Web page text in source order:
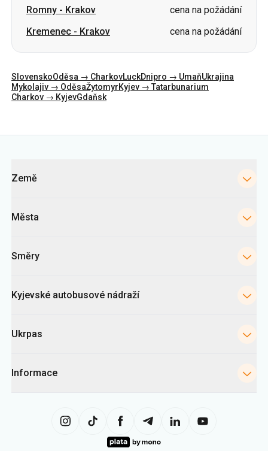
Romny - Krakov
cena na požádání
Kremenec - Krakov cena na požádání
SlovenskoOděsa → CharkovLuckDnipro → UmaňUkrajina
Mykolajiv → OděsaŽytomyrKyjev → Tatarbunarium
Charkov → KyjevGdaňsk
Země
Města
Směry
Kyjevské autobusové nádraží
Ukrpas
Informace